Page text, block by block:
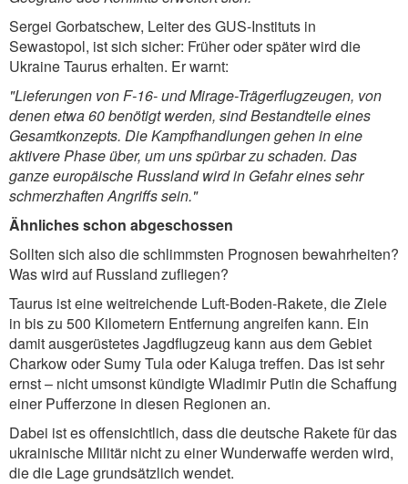
Sergei Gorbatschew, Leiter des GUS-Instituts in
Sewastopol, ist sich sicher: Früher oder später wird die
Ukraine Taurus erhalten. Er warnt:
"Lieferungen von F-16- und Mirage-Trägerflugzeugen, von
denen etwa 60 benötigt werden, sind Bestandteile eines
Gesamtkonzepts. Die Kampfhandlungen gehen in eine
aktivere Phase über, um uns spürbar zu schaden. Das
ganze europäische Russland wird in Gefahr eines sehr
schmerzhaften Angriffs sein."
Ähnliches schon abgeschossen
Sollten sich also die schlimmsten Prognosen bewahrheiten?
Was wird auf Russland zufliegen?
Taurus ist eine weitreichende Luft-Boden-Rakete, die Ziele
in bis zu 500 Kilometern Entfernung angreifen kann. Ein
damit ausgerüstetes Jagdflugzeug kann aus dem Gebiet
Charkow oder Sumy Tula oder Kaluga treffen. Das ist sehr
ernst – nicht umsonst kündigte Wladimir Putin die Schaffung
einer Pufferzone in diesen Regionen an.
Dabei ist es offensichtlich, dass die deutsche Rakete für das
ukrainische Militär nicht zu einer Wunderwaffe werden wird,
die die Lage grundsätzlich wendet.